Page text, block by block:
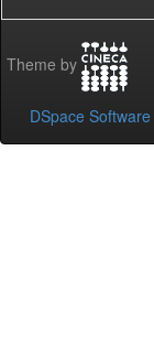
Theme by
DSpace Software